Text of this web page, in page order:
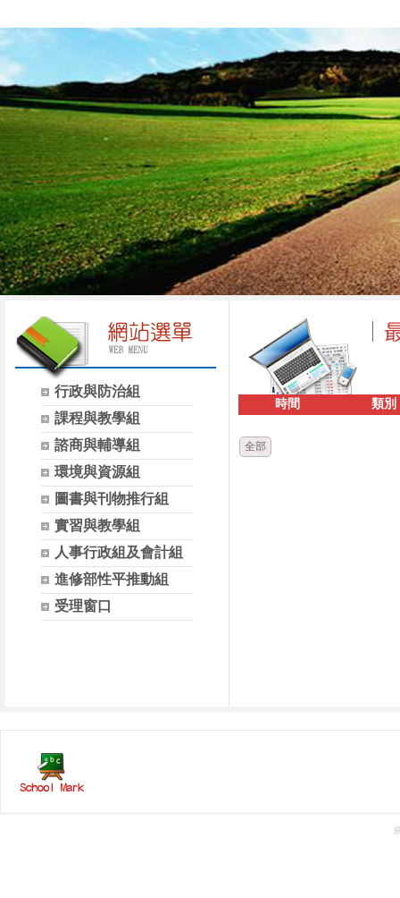
行政與防治組
課程與教學組
諮商與輔導組
環境與資源組
圖書與刊物推行組
實習與教學組
人事行政組及會計組
進修部性平推動組
受理窗口
時間 類別
全部